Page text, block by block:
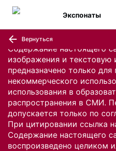
Содержание настоящего
изображения и
предназначено только для
некоммерческого
использования в
распространения в СМИ.
допускается только по
При цитировании ссылка
Содержание настоящего
воспроизведено целиком
Экспонаты
Вернуться